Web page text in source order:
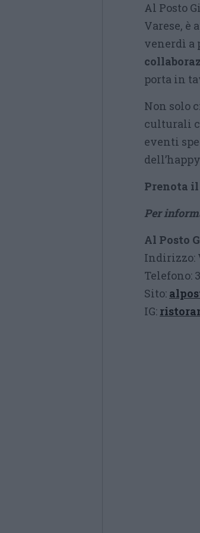
Al Posto
Varese, è
venerdì a
porta in
Non solo
culturali
eventi
Prenota
Per
Al Posto
Indirizzo:
Telefono:
Sito:
IG: